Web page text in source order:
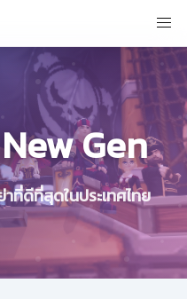
Gen
ที่ดีที่สุดในประเทศไทย